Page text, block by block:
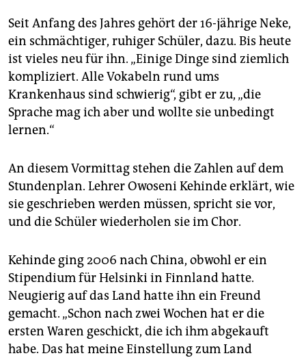
Seit Anfang des Jahres gehört der 16-jährige Neke,
ein schmächtiger, ruhiger Schüler, dazu. Bis heute
ist vieles neu für ihn. „Einige Dinge sind ziemlich
kompliziert. Alle Vokabeln rund ums
Krankenhaus sind schwierig“, gibt er zu, „die
Sprache mag ich aber und wollte sie unbedingt
lernen.“
An diesem Vormittag stehen die Zahlen auf dem
Stundenplan. Lehrer Owoseni Kehinde erklärt, wie
sie geschrieben werden müssen, spricht sie vor,
und die Schüler wiederholen sie im Chor.
Kehinde ging 2006 nach China, obwohl er ein
Stipendium für Helsinki in Finnland hatte.
Neugierig auf das Land hatte ihn ein Freund
gemacht. „Schon nach zwei Wochen hat er die
ersten Waren geschickt, die ich ihm abgekauft
habe. Das hat meine Einstellung zum Land